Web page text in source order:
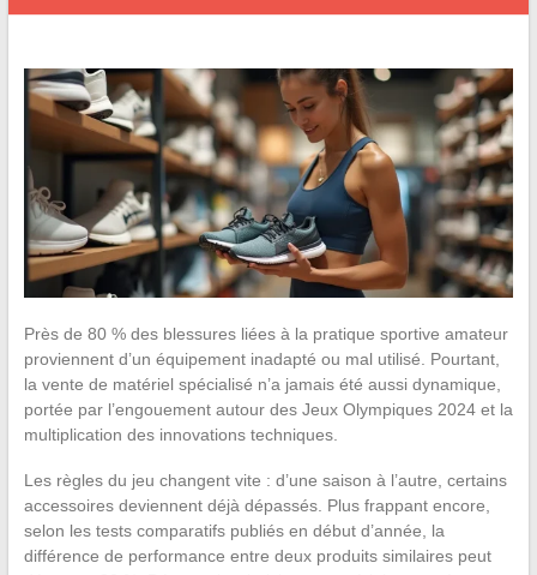
Près de 80 % des blessures liées à la pratique sportive amateur
proviennent d’un équipement inadapté ou mal utilisé. Pourtant,
la vente de matériel spécialisé n’a jamais été aussi dynamique,
portée par l’engouement autour des Jeux Olympiques 2024 et la
multiplication des innovations techniques.
Les règles du jeu changent vite : d’une saison à l’autre, certains
accessoires deviennent déjà dépassés. Plus frappant encore,
selon les tests comparatifs publiés en début d’année, la
différence de performance entre deux produits similaires peut